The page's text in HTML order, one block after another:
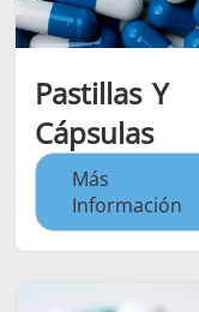
Pastillas Y
Cápsulas
Más
Información